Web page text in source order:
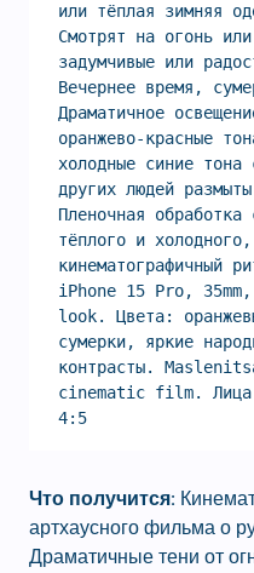
или тёплая зимняя
Смотрят на огонь
задумчивые или
Вечернее время,
Драматичное
оранжево-красные
холодные синие
других людей
Пленочная
тёплого и
кинематографичный
iPhone 15 Pro,
look. Цвета:
сумерки, яркие
контрасты.
cinematic film. Лица
4:5
Что получится:
артхаусного фильма о
Драматичные тени от